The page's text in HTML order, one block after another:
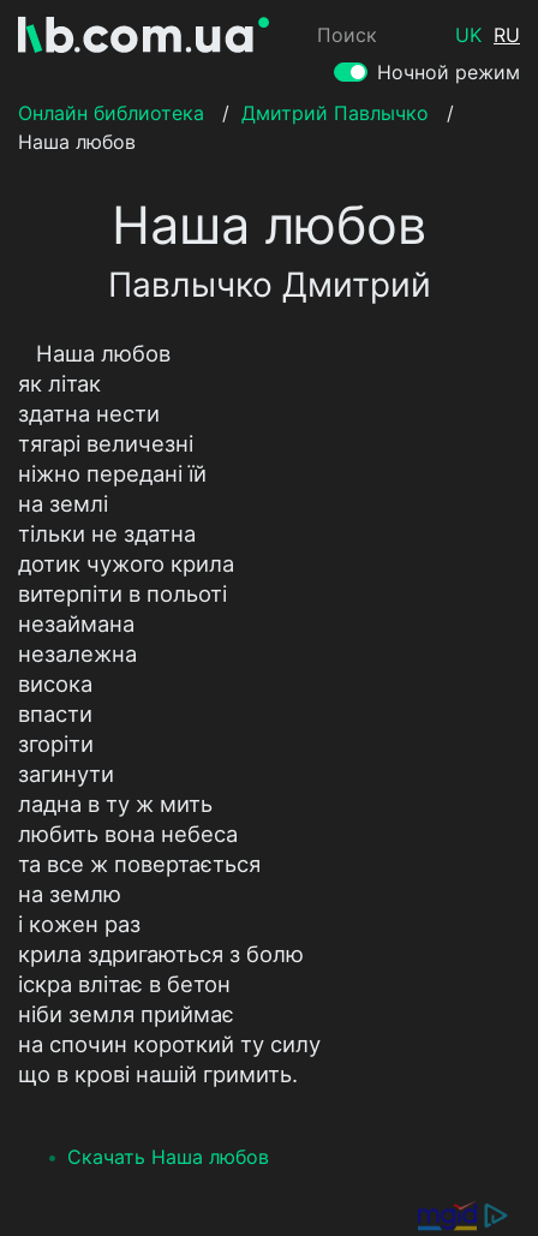
Поиск UK RU
Ночной режим
Онлайн библиотека
/ Дмитрий Павлычко
/
Наша любов
Наша любов
Павлычко Дмитрий
Наша любов
як літак
здатна нести
тягарі величезні
ніжно передані їй
на землі
тільки не здатна
дотик чужого крила
витерпіти в польоті
незаймана
незалежна
висока
впасти
згоріти
загинути
ладна в ту ж мить
любить вона небеса
та все ж повертається
на землю
і кожен раз
крила здригаються з болю
іскра влітає в бетон
ніби земля приймає
на спочин короткий ту силу
що в крові нашій гримить.
Скачать Наша любов